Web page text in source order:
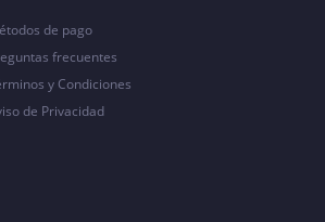
de pago
frecuentes
y Condiciones
de Privacidad